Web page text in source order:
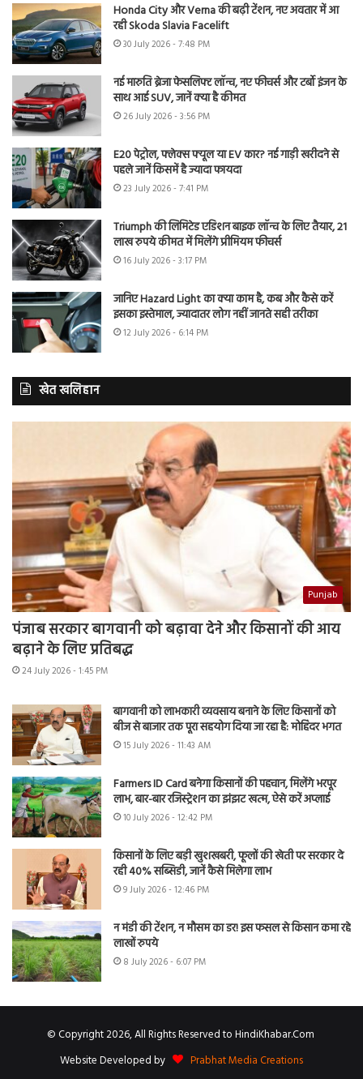
Honda City और Verna की बढ़ी टेंशन, नए अवतार में आ
रही Skoda Slavia Facelift
30 July 2026 - 7:48 PM
नई मारुति ब्रेजा फेसलिफ्ट लॉन्च, नए फीचर्स और टर्बो इंजन के
साथ आई SUV, जानें क्या है कीमत
26 July 2026 - 3:56 PM
E20 पेट्रोल, फ्लेक्स फ्यूल या EV कार? नई गाड़ी खरीदने से
पहले जानें किसमें है ज्यादा फायदा
23 July 2026 - 7:41 PM
Triumph की लिमिटेड एडिशन बाइक लॉन्च के लिए तैयार, 21
लाख रुपये कीमत में मिलेंगे प्रीमियम फीचर्स
16 July 2026 - 3:17 PM
जानिए Hazard Light का क्या काम है, कब और कैसे करें
इसका इस्तेमाल, ज्यादातर लोग नहीं जानते सही तरीका
12 July 2026 - 6:14 PM
खेत खलिहान
Punjab
पंजाब सरकार बागवानी को बढ़ावा देने और किसानों की आय
बढ़ाने के लिए प्रतिबद्ध
24 July 2026 - 1:45 PM
बागवानी को लाभकारी व्यवसाय बनाने के लिए किसानों को
बीज से बाजार तक पूरा सहयोग दिया जा रहा है: मोहिंदर भगत
15 July 2026 - 11:43 AM
Farmers ID Card बनेगा किसानों की पहचान, मिलेंगे भरपूर
लाभ, बार-बार रजिस्ट्रेशन का झंझट खत्म, ऐसे करें अप्लाई
10 July 2026 - 12:42 PM
किसानों के लिए बड़ी खुशखबरी, फूलों की खेती पर सरकार दे
रही 40% सब्सिडी, जानें कैसे मिलेगा लाभ
9 July 2026 - 12:46 PM
न मंडी की टेंशन, न मौसम का डर! इस फसल से किसान कमा रहे
लाखों रुपये
8 July 2026 - 6:07 PM
© Copyright 2026, All Rights Reserved to HindiKhabar.Com
Website Developed by
Prabhat Media Creations